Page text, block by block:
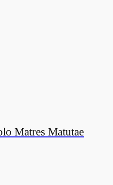
Matres Matutae